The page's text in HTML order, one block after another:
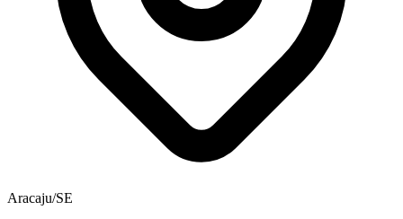
Aracaju/SE